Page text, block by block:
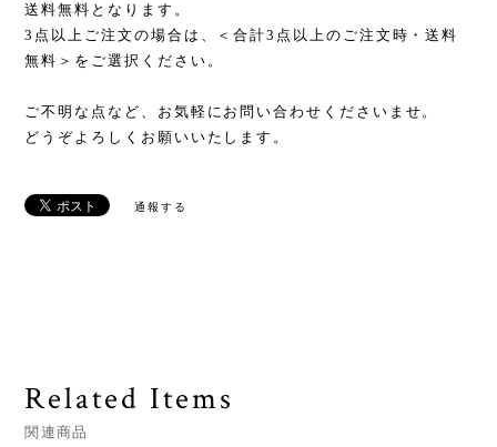
送料無料となります。
3点以上ご注文の場合は、＜合計3点以上のご注文時・送料
無料＞をご選択ください。
ご不明な点など、お気軽にお問い合わせくださいませ。
どうぞよろしくお願いいたします。
通報する
Related Items
関連商品